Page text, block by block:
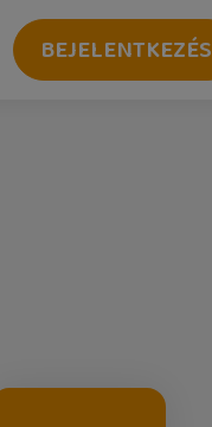
BEJELENTKEZÉS